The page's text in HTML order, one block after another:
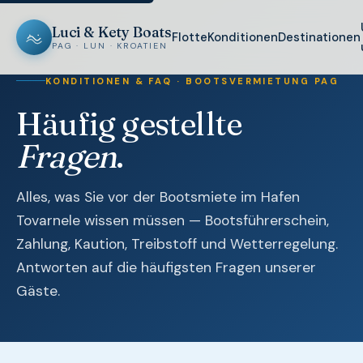
Luci & Kety Boats
PAG · LUN · KROATIEN
FlotteKonditionenDestinationen
KONDITIONEN & FAQ · BOOTSVERMIETUNG PAG
Häufig gestellte
Fragen.
Alles, was Sie vor der Bootsmiete im Hafen
Tovarnele wissen müssen — Bootsführerschein,
Zahlung, Kaution, Treibstoff und Wetterregelung.
Antworten auf die häufigsten Fragen unserer
Gäste.